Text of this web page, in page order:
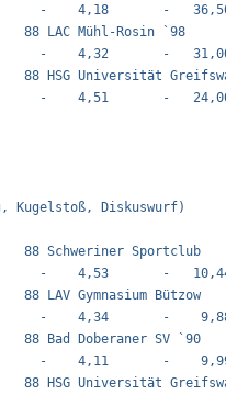
-    4,18       -
88 LAC Mühl-Rosin `98
-    4,32       -
88 HSG Universität
-    4,51       -
Kugelstoß, Diskuswurf)
88 Schweriner Sportclub
-    4,53       -
88 LAV Gymnasium Bützow
-    4,34       -
88 Bad Doberaner SV `90
-    4,11       -
88 HSG Universität